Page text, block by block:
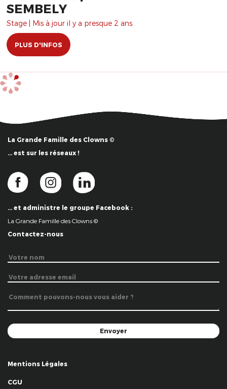
SEMBELY
Stage | Mis à jour il y a presque 2 ans.
PLUS D'INFOS
La Grande Famille des Clowns ©
… est sur les réseaux !
… et administre le groupe Facebook :
La Grande Famille des Clowns ©
Contactez-nous
Mentions Légales
CGU